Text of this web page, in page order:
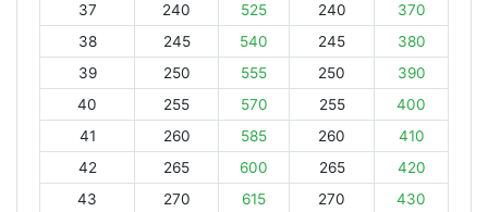
37
240 525 240
370
38
245 540 245
380
39
250 555 250
390
40
255 570 255
400
41
260 585 260
410
42
265 600 265
420
43
270 615 270
430